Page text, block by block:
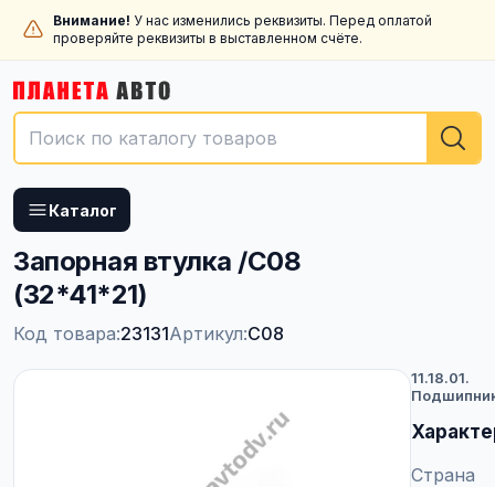
Внимание! У нас изменились реквизиты. Перед оплатой
проверяйте реквизиты в выставленном счёте.
Каталог
Запорная втулка /C08
(32*41*21)
Код товара:23131Артикул:C08
11.18.01.
Страна